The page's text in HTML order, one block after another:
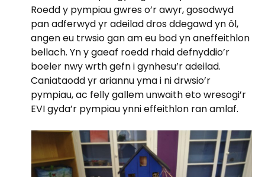
Roedd y pympiau gwres o’r awyr, gosodwyd
pan adferwyd yr adeilad dros ddegawd yn ôl,
angen eu trwsio gan am eu bod yn aneffeithlon
bellach. Yn y gaeaf roedd rhaid defnyddio’r
boeler nwy wrth gefn i gynhesu’r adeilad.
Caniataodd yr ariannu yma i ni drwsio’r
pympiau, ac felly gallem unwaith eto wresogi’r
EVI gyda’r pympiau ynni effeithlon ran amlaf.